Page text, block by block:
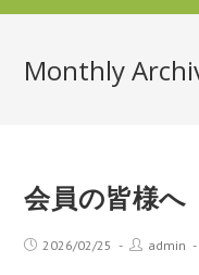
Monthly
会員の皆様へ
2026/02/25 admin